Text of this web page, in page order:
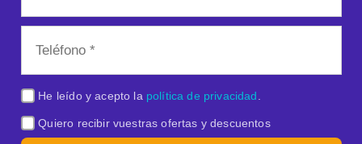
He leído y acepto la política de privacidad.
Quiero recibir vuestras ofertas y descuentos